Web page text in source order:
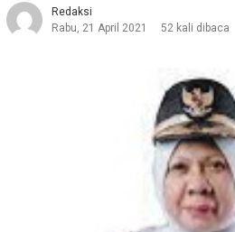
Redaksi
Rabu, 21 April 2021
52 kali dibaca